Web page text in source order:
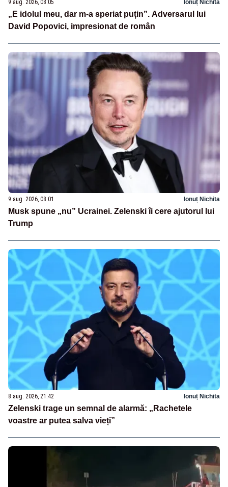
9 aug. 2026, 08:05 Ionuț Nichita
„E idolul meu, dar m-a speriat puțin”. Adversarul lui
David Popovici, impresionat de român
9 aug. 2026, 08:01 Ionuț Nichita
Musk spune „nu” Ucrainei. Zelenski îi cere ajutorul lui
Trump
8 aug. 2026, 21:42 Ionuț Nichita
Zelenski trage un semnal de alarmă: „Rachetele
voastre ar putea salva vieți”